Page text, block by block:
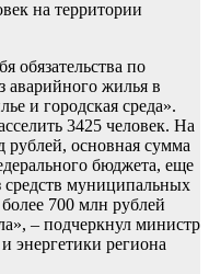
на территории
обязательства по
аварийного жилья в
и городская среда».
3425 человек. На
рублей, основная сумма
бюджета, еще
средств муниципальных
700 млн рублей
– подчеркнул министр
энергетики региона